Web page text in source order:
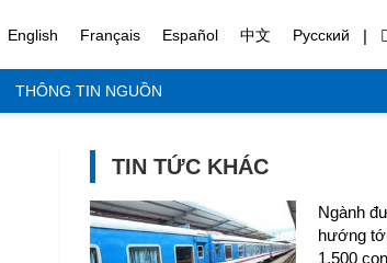
English Français Español 中文 Русский |
THÔNG TIN NGUỒN
TIN TỨC KHÁC
Ngành
hướng
1.500